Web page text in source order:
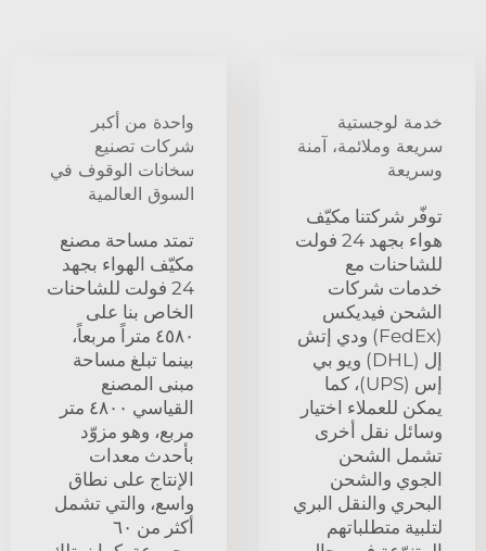
خدمة لوجستية
سريعة وملائمة، آمنة
وسريعة
توفّر شركتنا مكيّف
هواء بجهد 24 فولت
للشاحنات مع
خدمات شركات
الشحن فيديكس
(FedEx) ودي إتش
إل (DHL) ويو بي
إس (UPS)، كما
يمكن للعملاء اختيار
وسائل نقل أخرى
تشمل الشحن
الجوي والشحن
البحري والنقل البري
لتلبية متطلباتهم
واحدة من أكبر
شركات تصنيع
سخانات الوقوف في
السوق العالمية
تمتد مساحة مصنع
مكيّف الهواء بجهد
24 فولت للشاحنات
الخاص بنا على
٤٥٨٠ متراً مربعاً،
بينما تبلغ مساحة
مبنى المصنع
القياسي ٤٨٠٠ متر
مربع، وهو مزوّد
بأحدث معدات
الإنتاج على نطاق
واسع، والتي تشمل
أكثر من ٦٠